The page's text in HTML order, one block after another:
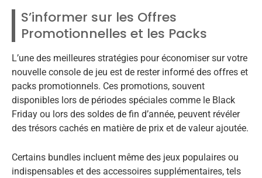
S’informer sur les Offres
Promotionnelles et les Packs
L’une des meilleures stratégies pour économiser sur votre
nouvelle console de jeu est de rester informé des offres et
packs promotionnels. Ces promotions, souvent
disponibles lors de périodes spéciales comme le Black
Friday ou lors des soldes de fin d’année, peuvent révéler
des trésors cachés en matière de prix et de valeur ajoutée.
Certains bundles incluent même des jeux populaires ou
indispensables et des accessoires supplémentaires, tels